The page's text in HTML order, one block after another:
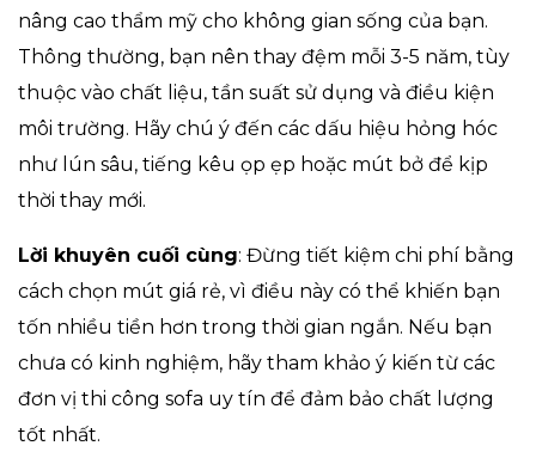
nâng cao thẩm mỹ cho không gian sống của bạn.
Thông thường, bạn nên thay đệm mỗi 3-5 năm, tùy
thuộc vào chất liệu, tần suất sử dụng và điều kiện
môi trường. Hãy chú ý đến các dấu hiệu hỏng hóc
như lún sâu, tiếng kêu ọp ẹp hoặc mút bở để kịp
thời thay mới.
Lời khuyên cuối cùng: Đừng tiết kiệm chi phí bằng
cách chọn mút giá rẻ, vì điều này có thể khiến bạn
tốn nhiều tiền hơn trong thời gian ngắn. Nếu bạn
chưa có kinh nghiệm, hãy tham khảo ý kiến từ các
đơn vị thi công sofa uy tín để đảm bảo chất lượng
tốt nhất.